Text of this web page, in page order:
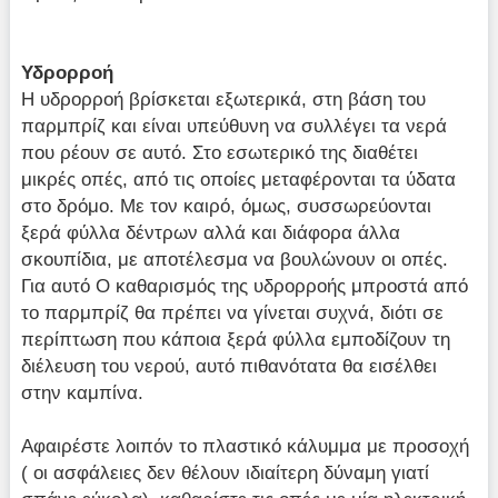
Υδρορροή
Η υδρορροή βρίσκεται εξωτερικά, στη βάση του
παρμπρίζ και είναι υπεύθυνη να συλλέγει τα νερά
που ρέουν σε αυτό. Στο εσωτερικό της διαθέτει
μικρές οπές, από τις οποίες μεταφέρονται τα ύδατα
στο δρόμο. Με τον καιρό, όμως, συσσωρεύονται
ξερά φύλλα δέντρων αλλά και διάφορα άλλα
σκουπίδια, με αποτέλεσμα να βουλώνουν οι οπές.
Για αυτό Ο καθαρισμός της υδρορροής μπροστά από
το παρμπρίζ θα πρέπει να γίνεται συχνά, διότι σε
περίπτωση που κάποια ξερά φύλλα εμποδίζουν τη
διέλευση του νερού, αυτό πιθανότατα θα εισέλθει
στην καμπίνα.
Αφαιρέστε λοιπόν το πλαστικό κάλυμμα με προσοχή
( οι ασφάλειες δεν θέλουν ιδιαίτερη δύναμη γιατί